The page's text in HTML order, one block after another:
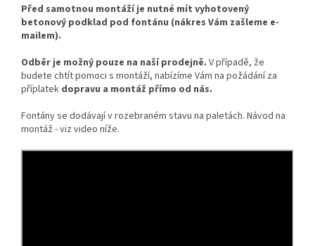
Před samotnou montáží je nutné mít vyhotovený
betonový podklad pod fontánu (nákres Vám zašleme e-
mailem).
Odběr je možný pouze na naší prodejně. V případě, že
budete chtít pomoci s montáží, nabízíme Vám na požádání za
příplatek dopravu a montáž přímo od nás.
Fontány se dodávají v rozebraném stavu na paletách. Návod na
montáž - viz video níže.